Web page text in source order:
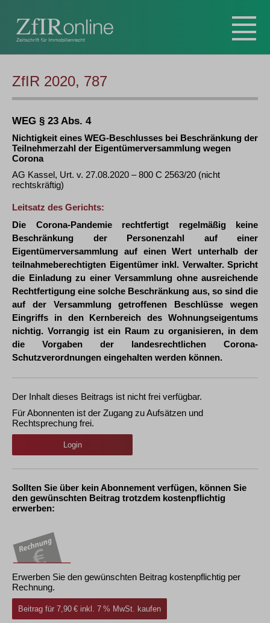
ZfIR 2020, 787
WEG § 23 Abs. 4
Nichtigkeit eines WEG-Beschlusses bei Beschränkung der
Teilnehmerzahl der Eigentümerversammlung wegen
Corona
AG Kassel, Urt. v. 27.08.2020 – 800 C 2563/20 (nicht
rechtskräftig)
Leitsatz des Gerichts:
Die Corona-Pandemie rechtfertigt regelmäßig keine
Beschränkung der Personenzahl auf einer
Eigentümerversammlung auf einen Wert unterhalb der
teilnahmeberechtigten Eigentümer inkl. Verwalter. Spricht
die Einladung zu einer Versammlung ohne ausreichende
Rechtfertigung eine solche Beschränkung aus, so sind die
auf der Versammlung getroffenen Beschlüsse wegen
Eingriffs in den Kernbereich des Wohnungseigentums
nichtig. Vorrangig ist ein Raum zu organisieren, in dem
die Vorgaben der landesrechtlichen Corona-
Schutzverordnungen eingehalten werden können.
Der Inhalt dieses Beitrags ist nicht frei verfügbar.
Für Abonnenten ist der Zugang zu Aufsätzen und
Rechtsprechung frei.
Login
Sollten Sie über kein Abonnement verfügen, können Sie
den gewünschten Beitrag trotzdem kostenpflichtig
erwerben:
Erwerben Sie den gewünschten Beitrag kostenpflichtig per
Rechnung.
Beitrag für 7,90 € inkl. 7 % MwSt. kaufen